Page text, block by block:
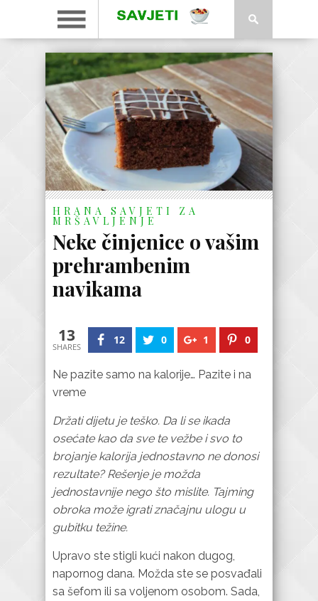
HRANA SAVJETI ZA
MRŠAVLJENJE
Neke činjenice o vašim
prehrambenim
navikama
13
SHARES
12 0 1 0
Ne pazite samo na kalorije… Pazite i na
vreme
Držati dijetu je teško. Da li se ikada
osećate kao da sve te vežbe i svo to
brojanje kalorija jednostavno ne donosi
rezultate? Rešenje je možda
jednostavnije nego što mislite. Tajming
obroka može igrati značajnu ulogu u
gubitku težine.
Upravo ste stigli kući nakon dugog,
napornog dana. Možda ste se posvađali
sa šefom ili sa voljenom osobom. Sada,